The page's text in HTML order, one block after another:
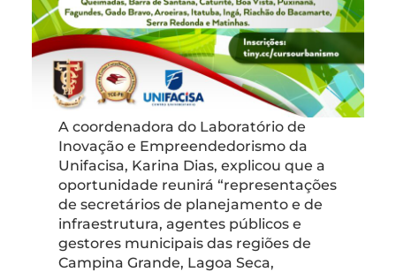
A coordenadora do Laboratório de
Inovação e Empreendedorismo da
Unifacisa, Karina Dias, explicou que a
oportunidade reunirá “representações
de secretários de planejamento e de
infraestrutura, agentes públicos e
gestores municipais das regiões de
Campina Grande, Lagoa Seca,